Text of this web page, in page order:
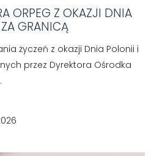
ORPEG Z OKAZJI DNIA
GRANICĄ
życzeń z okazji Dnia Polonii i
przez Dyrektora Ośrodka